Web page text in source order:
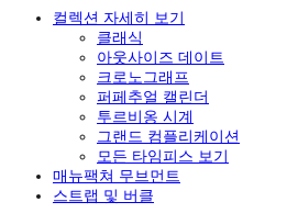
컬렉션 자세히 보기
클래식
아웃사이즈 데이트
크로노그래프
퍼페추얼 캘린더
투르비옹 시계
그랜드 컴플리케이션
모든 타임피스 보기
매뉴팩쳐 무브먼트
스트랩 및 버클